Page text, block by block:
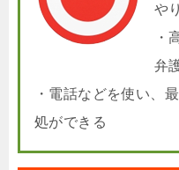
や
・
弁
・電話などを使い、
処ができる